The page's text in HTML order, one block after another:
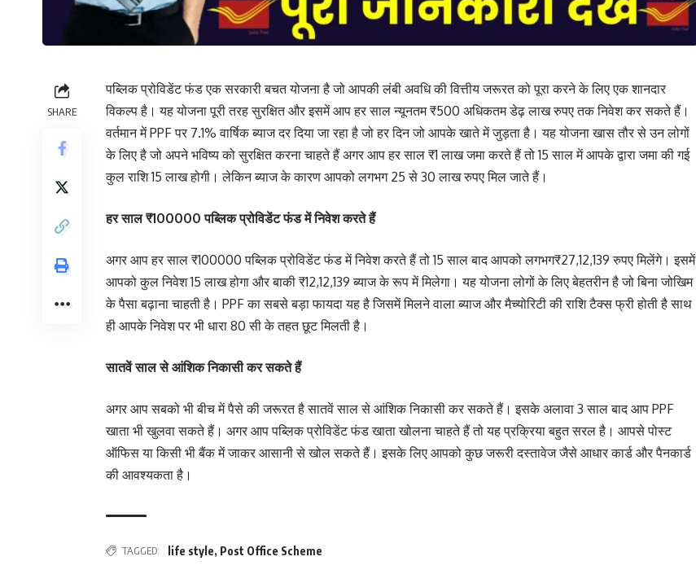
SHARE
पब्लिक प्रोविडेंट फंड एक सरकारी बचत योजना है जो आपकी लंबी अवधि की वित्तीय जरूरत को पूरा करने के लिए एक शानदार
विकल्प है। यह योजना पूरी तरह सुरक्षित और इसमें आप हर साल न्यूनतम ₹500 अधिकतम डेढ़ लाख रुपए तक निवेश कर सकते हैं।
वर्तमान में PPF पर 7.1% वार्षिक ब्याज दर दिया जा रहा है जो हर दिन जो आपके खाते में जुड़ता है। यह योजना खास तौर से उन लोगों
के लिए है जो अपने भविष्य को सुरक्षित करना चाहते हैं अगर आप हर साल ₹1 लाख जमा करते हैं तो 15 साल में आपके द्वारा जमा की गई
कुल राशि 15 लाख होगी। लेकिन ब्याज के कारण आपको लगभग 25 से 30 लाख रुपए मिल जाते हैं।
हर साल ₹100000 पब्लिक प्रोविडेंट फंड में निवेश करते हैं
अगर आप हर साल ₹100000 पब्लिक प्रोविडेंट फंड में निवेश करते हैं तो 15 साल बाद आपको लगभग₹27,12,139 रुपए मिलेंगे। इसमें
आपको कुल निवेश 15 लाख होगा और बाकी ₹12,12,139 ब्याज के रूप में मिलेगा। यह योजना लोगों के लिए बेहतरीन है जो बिना जोखिम
के पैसा बढ़ाना चाहती है। PPF का सबसे बड़ा फायदा यह है जिसमें मिलने वाला ब्याज और मैच्योरिटी की राशि टैक्स फ्री होती है साथ
ही आपके निवेश पर भी धारा 80 सी के तहत छूट मिलती है।
सातवें साल से आंशिक निकासी कर सकते हैं
अगर आप सबको भी बीच में पैसे की जरूरत है सातवें साल से आंशिक निकासी कर सकते हैं। इसके अलावा 3 साल बाद आप PPF
खाता भी खुलवा सकते हैं। अगर आप पब्लिक प्रोविडेंट फंड खाता खोलना चाहते हैं तो यह प्रक्रिया बहुत सरल है। आपसे पोस्ट
ऑफिस या किसी भी बैंक में जाकर आसानी से खोल सकते हैं। इसके लिए आपको कुछ जरूरी दस्तावेज जैसे आधार कार्ड और पैनकार्ड
की आवश्यकता है।
TAGGED: life style, Post Office Scheme